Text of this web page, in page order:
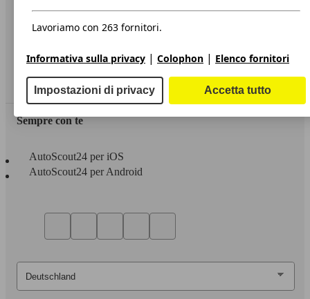
Privacy
Dichiarazione di Accessibilità
Servizi
Area rivenditori
Sempre con te
AutoScout24 per iOS
AutoScout24 per Android
Lavoriamo con 263 fornitori.
Informativa sulla privacy | Colophon | Elenco fornitori
Impostazioni di privacy Accetta tutto